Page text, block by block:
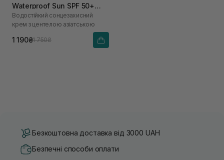
Waterproof Sun SPF 50+
PA++++ 100 мл
Водостійкий сонцезахисний
крем з центелою азіатською
1 190₴1 750₴
Безкоштовна доставка від 3000 UAH
Безпечні способи оплати